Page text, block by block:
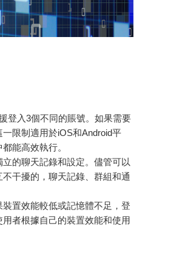
登入3個不同的賬號。如果需要
限制適用於iOS和Android平
能高效執行。
立的聊天記錄和設定。儘管可以
干擾的，聊天記錄、群組和通
裝置效能較低或記憶體不足，登
者根據自己的裝置效能和使用